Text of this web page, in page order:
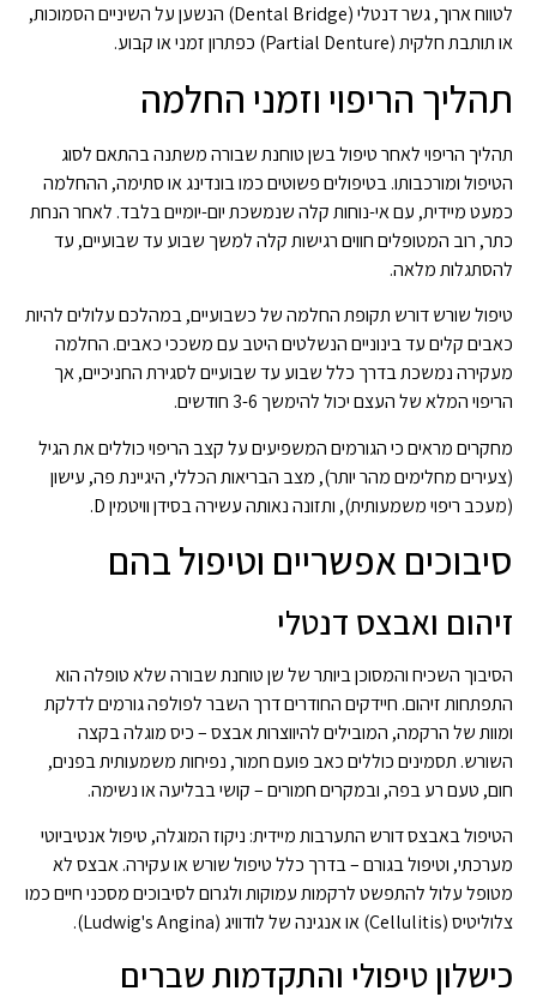
לטווח ארוך, גשר דנטלי (Dental Bridge) הנשען על השיניים הסמוכות,
או תותבת חלקית (Partial Denture) כפתרון זמני או קבוע.
תהליך הריפוי וזמני החלמה
תהליך הריפוי לאחר טיפול בשן טוחנת שבורה משתנה בהתאם לסוג
הטיפול ומורכבותו. בטיפולים פשוטים כמו בונדינג או סתימה, ההחלמה
כמעט מיידית, עם אי-נוחות קלה שנמשכת יום-יומיים בלבד. לאחר הנחת
כתר, רוב המטופלים חווים רגישות קלה למשך שבוע עד שבועיים, עד
להסתגלות מלאה.
טיפול שורש דורש תקופת החלמה של כשבועיים, במהלכם עלולים להיות
כאבים קלים עד בינוניים הנשלטים היטב עם משככי כאבים. החלמה
מעקירה נמשכת בדרך כלל שבוע עד שבועיים לסגירת החניכיים, אך
הריפוי המלא של העצם יכול להימשך 3-6 חודשים.
מחקרים מראים כי הגורמים המשפיעים על קצב הריפוי כוללים את הגיל
(צעירים מחלימים מהר יותר), מצב הבריאות הכללי, היגיינת פה, עישון
(מעכב ריפוי משמעותית), ותזונה נאותה עשירה בסידן וויטמין D.
סיבוכים אפשריים וטיפול בהם
זיהום ואבצס דנטלי
הסיבוך השכיח והמסוכן ביותר של שן טוחנת שבורה שלא טופלה הוא
התפתחות זיהום. חיידקים החודרים דרך השבר לפולפה גורמים לדלקת
ומוות של הרקמה, המובילים להיווצרות אבצס – כיס מוגלה בקצה
השורש. תסמינים כוללים כאב פועם חמור, נפיחות משמעותית בפנים,
חום, טעם רע בפה, ובמקרים חמורים – קושי בבליעה או נשימה.
הטיפול באבצס דורש התערבות מיידית: ניקוז המוגלה, טיפול אנטיביוטי
מערכתי, וטיפול בגורם – בדרך כלל טיפול שורש או עקירה. אבצס לא
מטופל עלול להתפשט לרקמות עמוקות ולגרום לסיבוכים מסכני חיים כמו
צלוליטיס (Cellulitis) או אנגינה של לודוויג (Ludwig's Angina).
כישלון טיפולי והתקדמות שברים